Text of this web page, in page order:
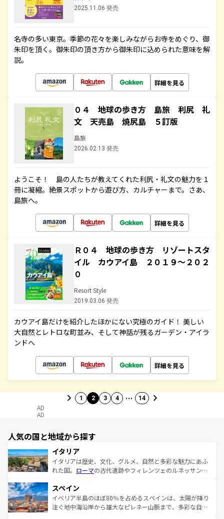
2025.11.06 発売
名寺の多い東京。季節の花々を楽しみながらお寺をめぐり、御
朱印を頂く。御朱印の頂き方から御朱印に込められた意味を解
説。
詳細を見る
０４ 地球の歩き方 島旅 利尻 礼
文 天売島 焼尻島 ５訂版
島旅
2026.02.13 発売
ようこそ！ 島の人たちが教えてくれた利尻・礼文の魅力を１
冊に凝縮。絶景スポットから遊び方、カルチャーまで。さあ、
島旅へ。
詳細を見る
Ｒ０４ 地球の歩き方 リゾートスタ
イル カウアイ島 ２０１９～２０２
０
Resort Style
2019.03.06 発売
カウアイ島だけを紹介したほかにない究極のガイド！ 美しい
大自然とレトロな町並み、そして神話が残るガーデン・アイラ
ンドへ
詳細を見る
1 2 3 4 … 14
AD
AD
人気の国と地域から探す
イタリア
イタリアは歴史、文化、グルメ、自然と多彩な魅力にあふ
れた国。 ローマの古代遺跡やフィレンツェのルネッサンス
ろん、トスカーナの美しい田園風景やアマルフィ海岸の絶
景など、自然景観も見逃せない。観光の合間には、本場の
ピザやパスタなど、絶品のイタリア料理を堪能することも
スペイン
イベリア半島のほぼ80％を占めるスペインは、太陽が降り
注ぐ地中海沿岸から雄大なピレネー山脈まで、多彩な自然